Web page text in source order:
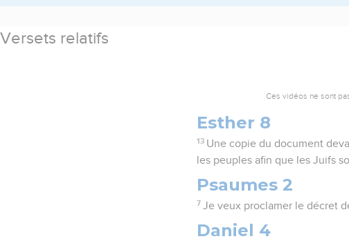
Versets relatifs
Ces vidéos ne sont
Esther 8
13 Une copie du document
les peuples afin que les Juifs
Psaumes 2
7 Je veux proclamer le décret
Daniel 4